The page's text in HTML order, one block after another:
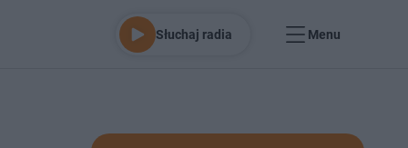
Słuchaj radia Menu